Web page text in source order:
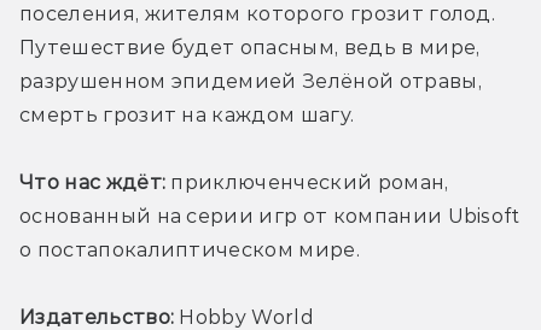
поселения, жителям которого грозит голод.
Путешествие будет опасным, ведь в мире,
разрушенном эпидемией Зелёной отравы,
смерть грозит на каждом шагу.
Что нас ждёт: приключенческий роман,
основанный на серии игр от компании Ubisoft
о постапокалиптическом мире.
Издательство: Hobby World